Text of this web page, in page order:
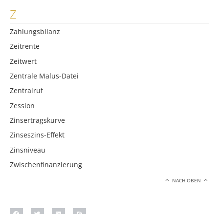
Z
Zahlungsbilanz
Zeitrente
Zeitwert
Zentrale Malus-Datei
Zentralruf
Zession
Zinsertragskurve
Zinseszins-Effekt
Zinsniveau
Zwischenfinanzierung
NACH OBEN